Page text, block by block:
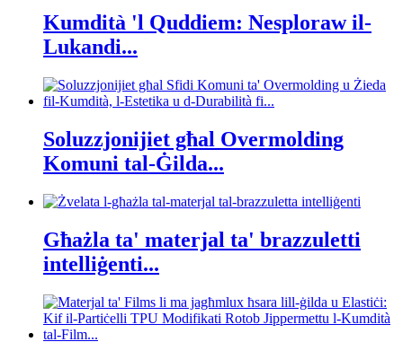
Kumdità 'l Quddiem: Nesploraw il-
Lukandi...
Soluzzjonijiet għal Overmolding
Komuni tal-Ġilda...
Għażla ta' materjal ta' brazzuletti
intelliġenti...